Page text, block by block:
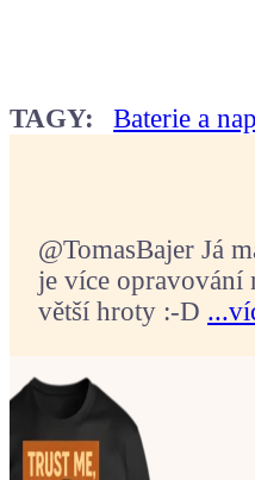
TAGY: Baterie a
@TomasBajer Já
je více opravování
větší hroty :-D